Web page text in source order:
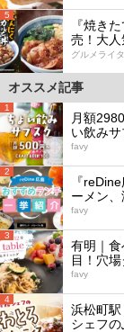
5
『焼き
売！大
グルメライ
オススメ記事
1
月額
い飲みサ
favy
2
『
ーメン、
favy
3
有明｜
目！穴
favy
4
浜松町
シェフの